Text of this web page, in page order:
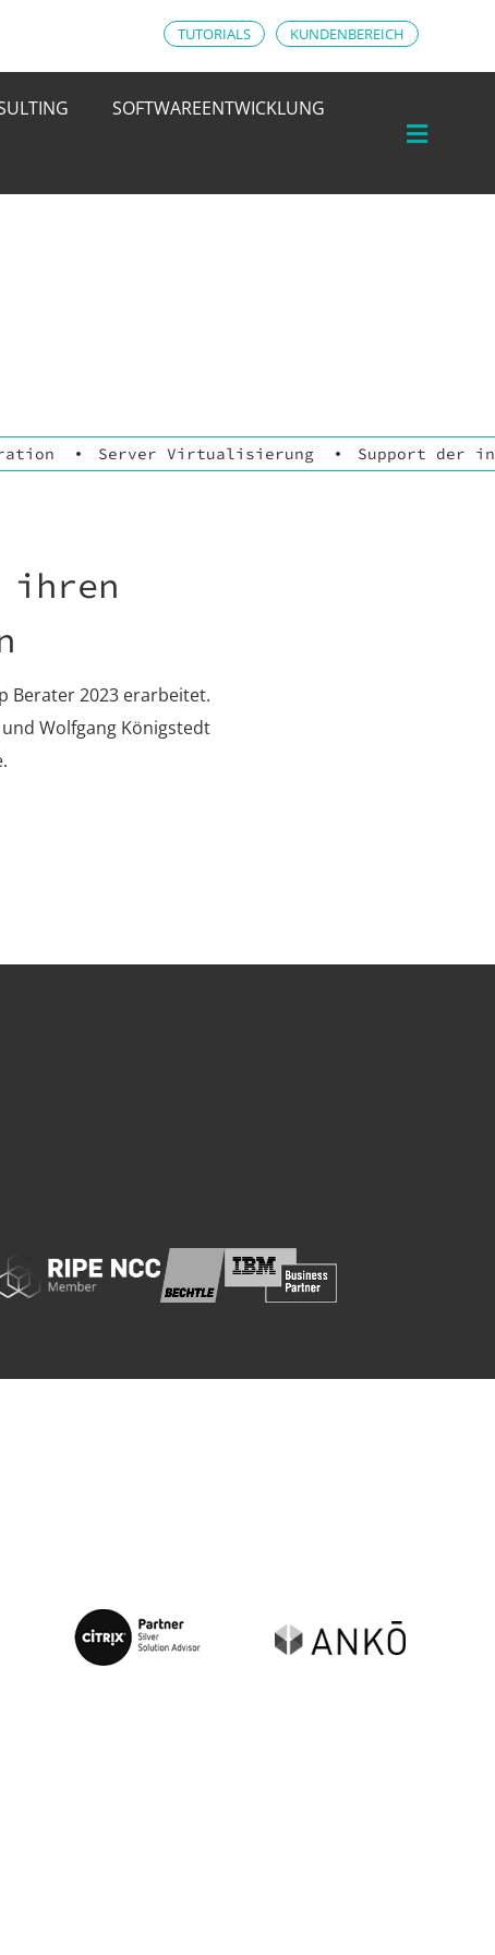
TUTORIALS KUNDENBEREICH
SOFTWAREENTWICKLUNG
Server Virtualisierung Support der
ihren
Berater 2023 erarbeitet.
Wolfgang Königstedt